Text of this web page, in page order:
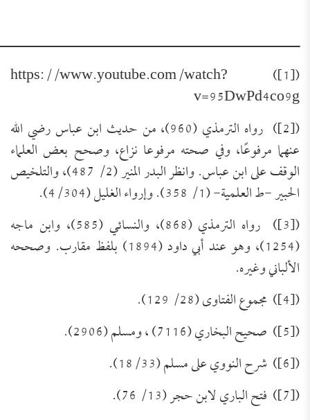
([1]) https://www.youtube.com/watch?
v=95DwPd4co9g
([2]) رواه الترمذي (960)، من حديث ابن عباس رضي الله
عنهما مرفوعًا، وفي صحته مرفوعا نزاع، وصحح بعض العلماء
الوقف على ابن عباس. وانظر البدر المنير (2/ 487)، والتلخيص
الحبير -ط العلمية- (1/ 358). وإرواء الغليل (4/304).
([3]) رواه الترمذي (868)، والنسائي (585)، وابن ماجه
(1254)، وهو عند أبي داود (1894) بلفظ مقارب. وصححه
الألباني وغيره.
([4]) مجموع الفتاوى (28/ 129).
([5]) صحيح البخاري (7116) ، ومسلم (2906).
([6]) شرح النووي على مسلم (18/33).
([7]) فتح الباري لابن حجر (13/ 76).